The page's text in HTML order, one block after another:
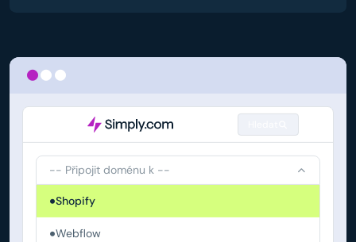
-- Připojit doménu k --
Shopify
Webflow